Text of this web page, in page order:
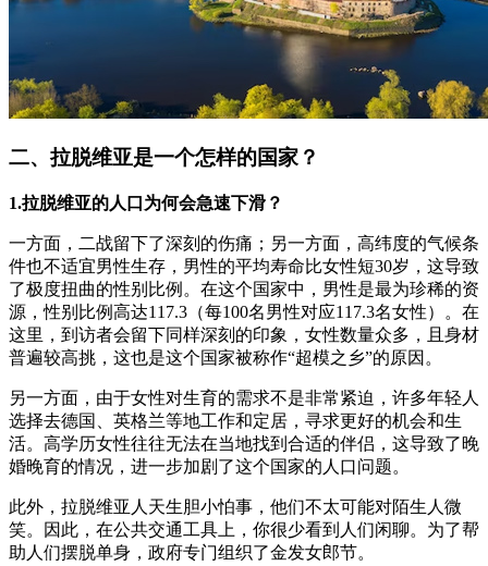
二、拉脱维亚是一个怎样的国家？
1.拉脱维亚的人口为何会急速下滑？
一方面，二战留下了深刻的伤痛；另一方面，高纬度的气候条
件也不适宜男性生存，男性的平均寿命比女性短30岁，这导致
了极度扭曲的性别比例。在这个国家中，男性是最为珍稀的资
源，性别比例高达117.3（每100名男性对应117.3名女性）。在
这里，到访者会留下同样深刻的印象，女性数量众多，且身材
普遍较高挑，这也是这个国家被称作“超模之乡”的原因。
另一方面，由于女性对生育的需求不是非常紧迫，许多年轻人
选择去德国、英格兰等地工作和定居，寻求更好的机会和生
活。高学历女性往往无法在当地找到合适的伴侣，这导致了晚
婚晚育的情况，进一步加剧了这个国家的人口问题。
此外，拉脱维亚人天生胆小怕事，他们不太可能对陌生人微
笑。因此，在公共交通工具上，你很少看到人们闲聊。为了帮
助人们摆脱单身，政府专门组织了金发女郎节。